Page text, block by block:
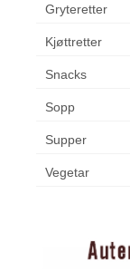
Gryteretter
Kjøttretter
Snacks
Sopp
Supper
Vegetar